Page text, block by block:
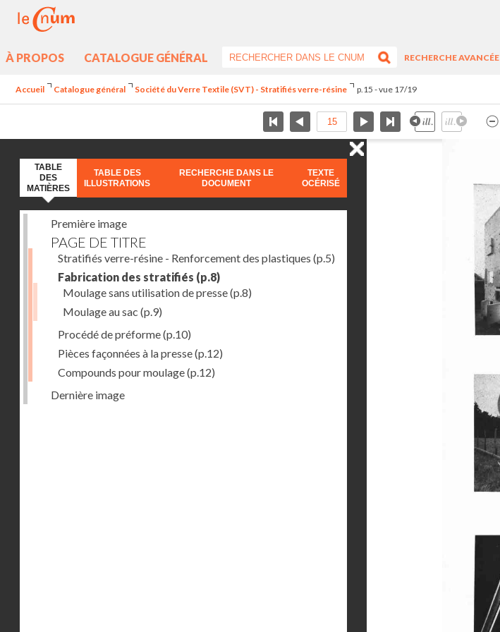
À PROPOS CATALOGUE GÉNÉRAL
RECHERCHE AVANCÉE
Accueil Catalogue général Société du Verre Textile (SVT) - Stratifiés verre-résine p.15 - vue 17/19
TABLE
DES
MATIÈRES
TABLE DES
ILLUSTRATIONS
RECHERCHE DANS LE
DOCUMENT
TEXTE
OCÉRISÉ
Première image
PAGE DE TITRE
Stratifiés verre-résine - Renforcement des plastiques (p.5)
Fabrication des stratifiés (p.8)
Moulage sans utilisation de presse(p.8)
Moulage au sac (p.9)
Procédé de préforme(p.10)
Pièces façonnées à la presse(p.12)
Compounds pour moulage(p.12)
Dernière image